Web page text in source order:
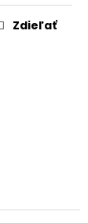
Zdieľať